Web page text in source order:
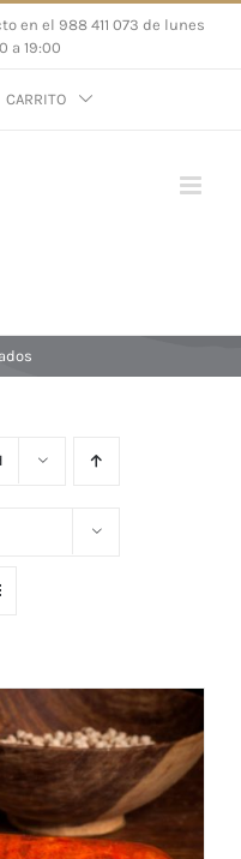
en el 988 411 073 de lunes
a 19:00
CARRITO